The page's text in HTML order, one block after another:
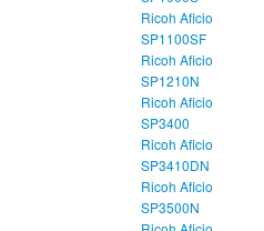
Ricoh Aficio
SP1100SF
Ricoh Aficio
SP1210N
Ricoh Aficio
SP3400
Ricoh Aficio
SP3410DN
Ricoh Aficio
SP3500N